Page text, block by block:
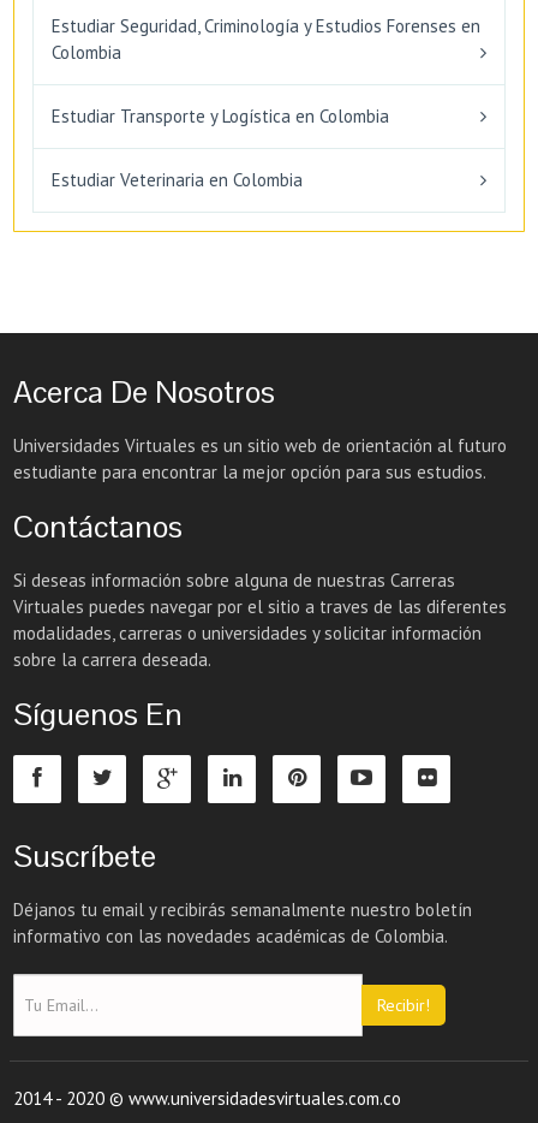
Estudiar Seguridad, Criminología y Estudios Forenses en
Colombia
Estudiar Transporte y Logística en Colombia
Estudiar Veterinaria en Colombia
Acerca De Nosotros
Universidades Virtuales es un sitio web de orientación al futuro
estudiante para encontrar la mejor opción para sus estudios.
Contáctanos
Si deseas información sobre alguna de nuestras Carreras
Virtuales puedes navegar por el sitio a traves de las diferentes
modalidades, carreras o universidades y solicitar información
sobre la carrera deseada.
Síguenos En
Suscríbete
Déjanos tu email y recibirás semanalmente nuestro boletín
informativo con las novedades académicas de Colombia.
Recibir!
2014 - 2020 © www.universidadesvirtuales.com.co